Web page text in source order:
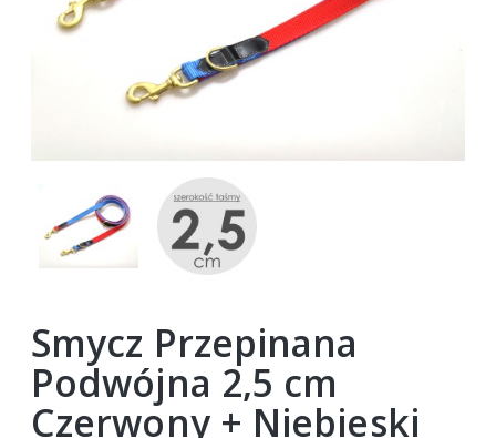
Smycz Przepinana
Podwójna 2,5 cm
Czerwony + Niebieski